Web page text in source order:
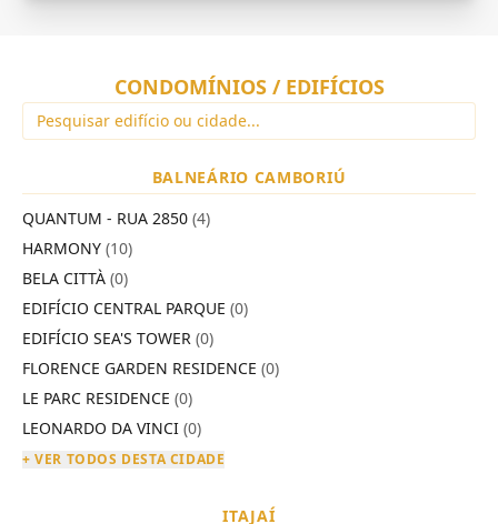
CONDOMÍNIOS / EDIFÍCIOS
BALNEÁRIO CAMBORIÚ
QUANTUM - RUA 2850 (4)
HARMONY (10)
BELA CITTÀ (0)
EDIFÍCIO CENTRAL PARQUE (0)
EDIFÍCIO SEA'S TOWER (0)
FLORENCE GARDEN RESIDENCE (0)
LE PARC RESIDENCE (0)
LEONARDO DA VINCI (0)
+ VER TODOS DESTA CIDADE
ITAJAÍ